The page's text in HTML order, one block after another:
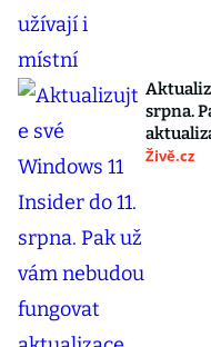
srpna.
Živě.cz